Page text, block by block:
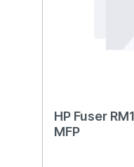
HP Fuser
MFP